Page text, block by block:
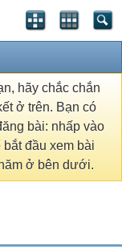
hãy chắc chắn
ở trên. Bạn có
bài: nhấp vào
đầu xem bài
ở bên dưới.